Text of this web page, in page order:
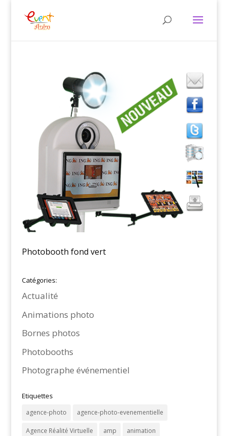
Photobooth fond vert
Catégories:
Actualité
Animations photo
Bornes photos
Photobooths
Photographe événementiel
Etiquettes
agence-photo agence-photo-evenementielle
Agence Réalité Virtuelle amp animation